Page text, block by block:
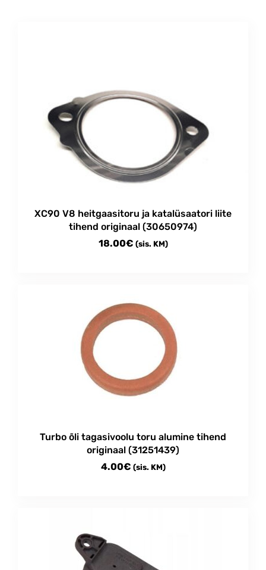
XC90 V8 heitgaasitoru ja katalüsaatori liite
tihend originaal (30650974)
18.00€ (sis. KM)
Turbo õli tagasivoolu toru alumine tihend
originaal (31251439)
4.00€ (sis. KM)